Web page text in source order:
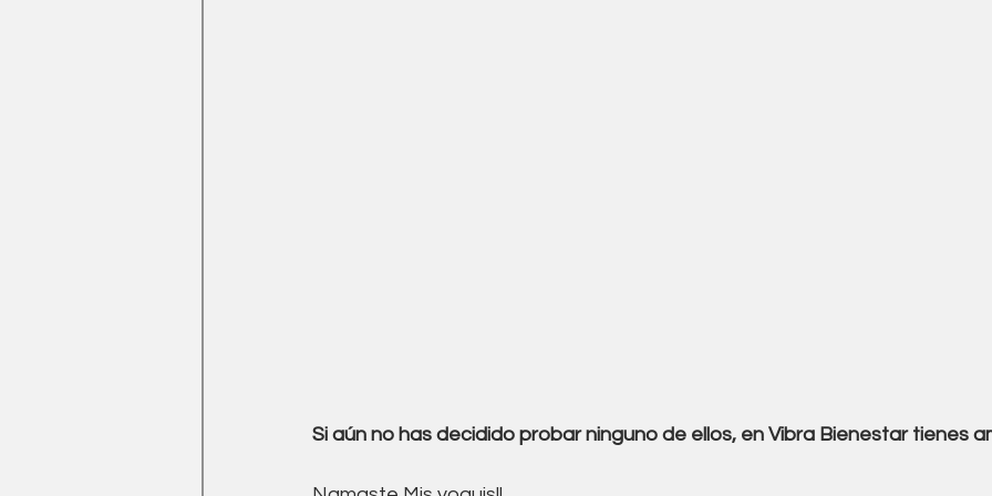
Si aún no has decidido probar ninguno de ellos, en Vibra Bienestar tienes